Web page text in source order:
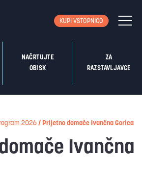
KUPI VSTOPNICO
NAČRTUJTE
OBISK
ZA
RAZSTAVLJAVCE
2026 / Prijetno domače Ivančna Gorica
Ivančna